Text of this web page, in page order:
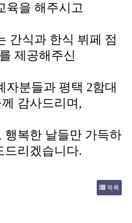
육을 해주시고
간식과 한식 뷔페 점
제공해주신
자분들과 평택 2함대
감사드리며,
행복한 날들만 가득하
드리겠습니다.
목록